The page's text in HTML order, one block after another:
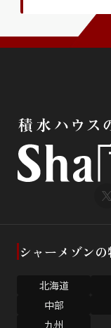
シャーメゾン
北海道
中部
九州